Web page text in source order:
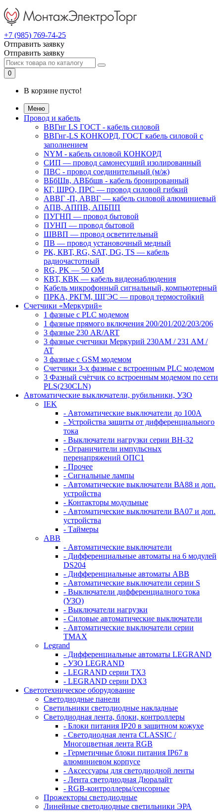
+7 (985) 769-74-25
Отправить заявку
Отправить заявку
0
В корзине пусто!
Меню
Провод и кабель
ВВГнг LS ГОСТ - кабель силовой
ВВГнг-LS КОНКОРД, ГОСТ кабель силовой с
заполнением
NYM - кабель силовой КОНКОРД
СИП ― провод самонесущий изолированный
ПВС - провод соединительный (м/ж)
ВБбШв, АВБбшв - кабель бронированный
КГ, ШРО, ПРС ― провод силовой гибкий
АВВГ -П, АВВГ ― кабель силовой алюминиевый
АПВ, АППВ, АПБПП
ПУГНП — провод бытовой
ПУНП — провод бытовой
ШВВП — провод осветительный
ПВ ― провод установочный медный
РК, КВТ, RG, SAT, DG, TS ― кабель
радиочастотный
RG, PK ― 50 ОМ
КВТ, КВК ― кабель видеонаблюдения
Кабель микрофонный сигнальный, компьютерный
ПРКА, РКГМ, ШГЭС ― провод термостойкий
Счетчики «Меркурий»
1 фазные с PLC модемом
1 фазные прямого включения 200/201/202/203/206
3 фазные 230 AR/ART
3 фазные счетчики Меркурий 230AM / 231 AM /
AT
3 фазные с GSM модемом
Счетчики 3-х фазные с встроенным PLC модемом
3 Фазный счётчик со встроенным модемом по сети
PLS(230CLN)
Автоматические выключатели, рубильники, УЗО
IEK
- Автоматические выключатели до 100A
- Устройства защиты от дифференциального
тока
- Выключатели нагрузки серии ВН-32
- Ограничители импульсных
перенапряжений ОПС1
- Прочее
- Сигнальные лампы
- Автоматические выключатели ВА88 и доп.
устройства
- Контакторы модульные
- Автоматические выключатели ВА07 и доп.
устройства
- Таймеры
ABB
- Автоматические выключатели
- Дифференциальные автоматы на 6 модулей
DS204
- Дифференциальные автоматы АВВ
- Автоматические выключатели серии S
- Выключатели дифференциалного тока
(УЗО)
- Выключатели нагрузки
- Силовые автоматические выключатели
- Автоматические выключатели серии
ТМАХ
Legrand
- Дифференциальные автоматы LEGRAND
- УЗО LEGRAND
- LEGRAND серии ТХ3
- LEGRAND серии DХ3
Светотехническое оборудование
Светодиодные панели
Светильники светодиодные накладные
Светодиодная лента, блоки, контроллеры
- Блоки питания IP20 в защитном кожухе
- Светодиодная лента CLASSIC /
Многоцветная лента RGB
- Герметичные блоки питания IP67 в
алюминиевом корпусе
- Аксессуары для светодиодной ленты
- Лента светодиодная Дюралайт
- RGB-контроллеры/сенсорные
Прожекторы светодиодные
Линейные светодиодные светильники ЭРА